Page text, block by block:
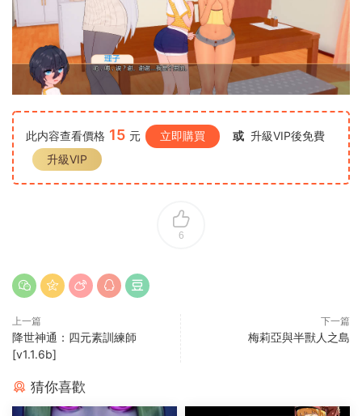
此内容查看價格 15 元 立即購買 或 升級VIP後免費
升級VIP
6
上一篇
降世神通：四元素訓練師
[v1.1.6b]
下一篇
梅莉亞與半獸人之島
猜你喜歡